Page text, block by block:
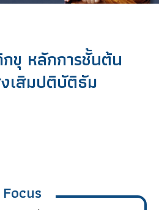
ขุ หลักการชั้นต้น
เสิมปติบัติธัม
Focus